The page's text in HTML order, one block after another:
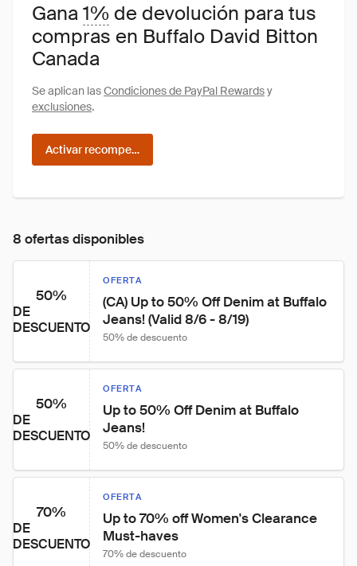
Gana1% de devolución para tus
compras en Buffalo David Bitton
Canada
Se aplican lasCondiciones de PayPal Rewardsy
exclusiones.
Activar recompensas
8 ofertas disponibles
50%
DE
DESCUENTO
OFERTA
(CA) Up to 50% Off Denim at Buffalo
Jeans! (Valid 8/6 - 8/19)
50% de descuento
50%
DE
DESCUENTO
OFERTA
Up to 50% Off Denim at Buffalo
Jeans!
50% de descuento
70%
DE
DESCUENTO
OFERTA
Up to 70% off Women's Clearance
Must-haves
70% de descuento